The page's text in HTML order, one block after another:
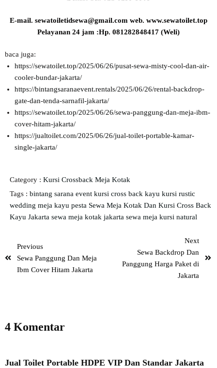
E-mail. sewatoiletidsewa@gmail.com web. www.sewatoilet.top
Pelayanan 24 jam :Hp. 081282848417 (Weli)
baca juga:
https://sewatoilet.top/2025/06/26/pusat-sewa-misty-cool-dan-air-
cooler-bundar-jakarta/
https://bintangsaranaevent.rentals/2025/06/26/rental-backdrop-
gate-dan-tenda-sarnafil-jakarta/
https://sewatoilet.top/2025/06/26/sewa-panggung-dan-meja-ibm-
cover-hitam-jakarta/
https://jualtoilet.com/2025/06/26/jual-toilet-portable-kamar-
single-jakarta/
Category : Kursi Crossback Meja Kotak
Tags : bintang sarana event kursi cross back kayu kursi rustic
wedding meja kayu pesta Sewa Meja Kotak Dan Kursi Cross Back
Kayu Jakarta sewa meja kotak jakarta sewa meja kursi natural
Previous
Sewa Panggung Dan Meja
Ibm Cover Hitam Jakarta
Next
Sewa Backdrop Dan
Panggung Harga Paket di
Jakarta
4 Komentar
Jual Toilet Portable HDPE VIP Dan Standar Jakarta